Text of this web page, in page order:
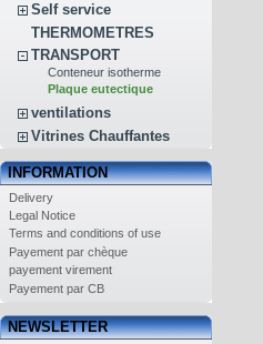
Self service
THERMOMETRES
TRANSPORT
Conteneur isotherme
Plaque eutectique
ventilations
Vitrines Chauffantes
INFORMATION
Delivery
Legal Notice
Terms and conditions of use
Payement par chèque
payement virement
Payement par CB
NEWSLETTER